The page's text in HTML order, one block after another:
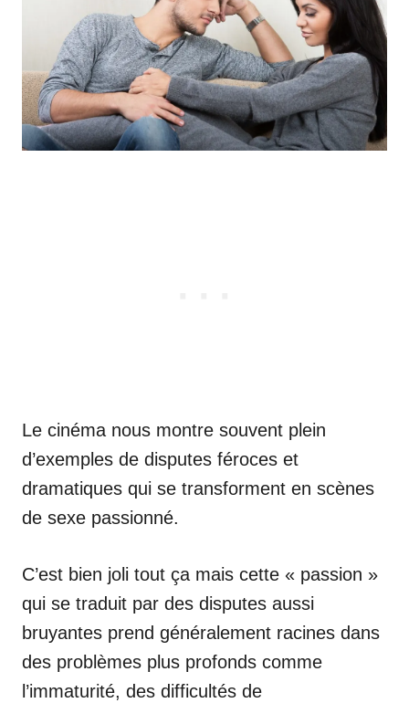
Le cinéma nous montre souvent plein
d’exemples de disputes féroces et
dramatiques qui se transforment en scènes
de sexe passionné.
C’est bien joli tout ça mais cette « passion »
qui se traduit par des disputes aussi
bruyantes prend généralement racines dans
des problèmes plus profonds comme
l’immaturité, des difficultés de